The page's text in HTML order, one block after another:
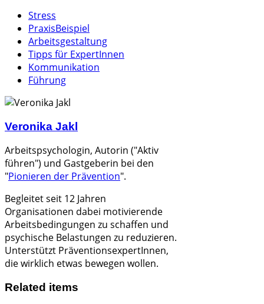
Stress
PraxisBeispiel
Arbeitsgestaltung
Tipps für ExpertInnen
Kommunikation
Führung
Veronika Jakl
Arbeitspsychologin, Autorin ("Aktiv
führen") und Gastgeberin bei den
"Pionieren der Prävention".
Begleitet seit 12 Jahren
Organisationen dabei motivierende
Arbeitsbedingungen zu schaffen und
psychische Belastungen zu reduzieren.
Unterstützt PräventionsexpertInnen,
die wirklich etwas bewegen wollen.
Related items